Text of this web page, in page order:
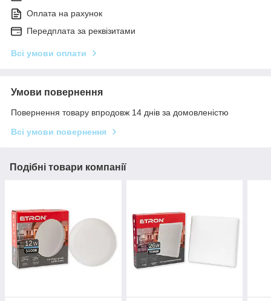
Оплата на рахунок
Передплата за реквізитами
Всі умови оплати
Умови повернення
Повернення товару впродовж 14 днів за домовленістю
Всі умови повернення
Подібні товари компанії